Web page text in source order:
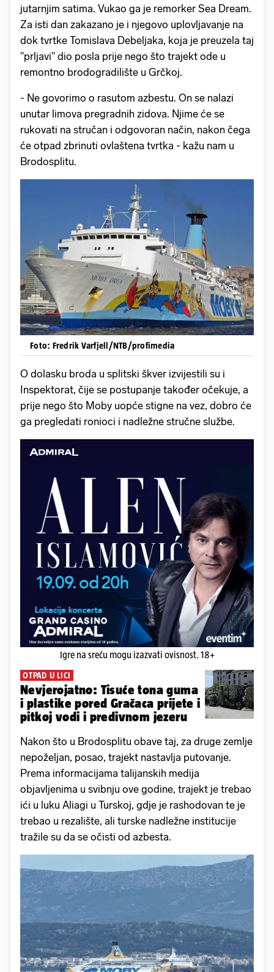
jutarnjim satima. Vukao ga je remorker Sea Dream.
Za isti dan zakazano je i njegovo uplovljavanje na
dok tvrtke Tomislava Debeljaka, koja je preuzela taj
"prljavi" dio posla prije nego što trajekt ode u
remontno brodogradilište u Grčkoj.
- Ne govorimo o rasutom azbestu. On se nalazi
unutar limova pregradnih zidova. Njime će se
rukovati na stručan i odgovoran način, nakon čega
će otpad zbrinuti ovlaštena tvrtka - kažu nam u
Brodosplitu.
Foto: Fredrik Varfjell/NTB/profimedia
O dolasku broda u splitski škver izvijestili su i
Inspektorat, čije se postupanje također očekuje, a
prije nego što Moby uopće stigne na vez, dobro će
ga pregledati ronioci i nadležne stručne službe.
Igre na sreću mogu izazvati ovisnost. 18+
OTPAD U LICI
Nevjerojatno: Tisuće tona guma
i plastike pored Gračaca prijete i
pitkoj vodi i predivnom jezeru
Nakon što u Brodosplitu obave taj, za druge zemlje
nepoželjan, posao, trajekt nastavlja putovanje.
Prema informacijama talijanskih medija
objavljenima u svibnju ove godine, trajekt je trebao
ići u luku Aliagi u Turskoj, gdje je rashodovan te je
trebao u rezalište, ali turske nadležne institucije
tražile su da se očisti od azbesta.